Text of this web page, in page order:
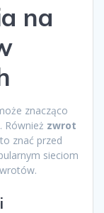
na
znacząco
Również zwrot
znać przed
sieciom